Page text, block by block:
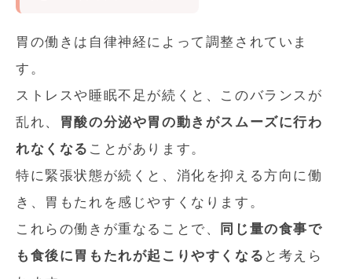
胃の働きは自律神経によって調整されていま
す。
ストレスや睡眠不足が続くと、このバランスが
乱れ、
胃酸の分泌や胃の動きがスムーズに行わ
れなくなる ことがあります。
特に緊張状態が続くと、消化を抑える方向に働
き、胃もたれを感じやすくなります。
これらの働きが重なることで、
同じ量の食事で
も食後に胃もたれが起こりやすくなる と考えら